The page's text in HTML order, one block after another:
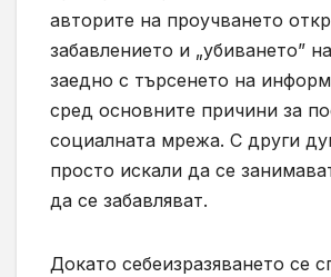
авторите на проучването
забавлението и „убиването”
заедно с търсенето на
сред основните причини за
социалната мрежа. С други
просто искали да се
да се забавляват.
Докато себеизразяването се